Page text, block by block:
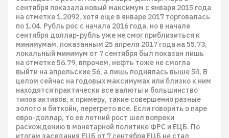
сентября показала новый максимум с января 2015 года
на отметке 1.2092, хотя еще в январе 2017 торговалась
по 1.04. Рубль рос с начала 2016 года, но в начале
сентября доллар-рубль уже не смог приблизиться к
минимумам, показанным 25 апреля 2017 года на 55.73,
локальный минимум от 7 сентября был показан лишь
на отметке 56.79, впрочем, нефть тоже не смогла
выйти на апрельские 56, а лишь поднялась выше 54. В
целом сейчас на годовых максимумах или близко к ним
находятся практически все валюты и большинство
типов активов, к примеру, такие совершенно разные
золото и биткойн, перегрето все. Если говорить о паре
евро-доллар, то ее летний рост шел вопреки
расхождению в монетарной политике ФРС и ЕЦБ. По
итогам заседания ЕЦБ от 7 сентября ЕЦБ не стал